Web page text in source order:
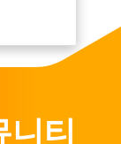
니티